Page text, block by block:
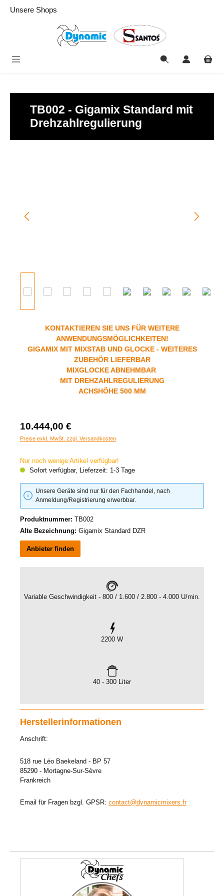
springen
Unsere Shops
TB002 - Gigamix Standard mit
Drehzahlregulierung
KONTAKTIEREN SIE UNS FÜR WEITERE
ANWENDUNGSMÖGLICHKEITEN!
GIGAMIX MIT MIXSTAB UND GLOCKE - WEITERES
ZUBEHÖR LIEFERBAR
MIXGLOCKE ABNEHMBAR
MIT DREHZAHLREGULIERUNG
ACHSHÖHE 500 MM
10.444,00 €
Preise exkl. MwSt. zzgl. Versandkosten
Nur noch wenige Artikel verfügbar!
Sofort verfügbar, Lieferzeit: 1-3 Tage
Unsere Geräte sind nur für den Fachhandel, nach
Anmeldung/Registrierung erwerbbar.
Produktnummer: TB002
Alte Bezeichnung: Gigamix Standard DZR
Anbieter finden
Variable Geschwindigkeit - 800 / 1.600 / 2.800 - 4.000 U/min.
2200 W
40 - 300 Liter
Herstellerinformationen
Anschrift:
518 rue Léo Baekeland - BP 57
85290 - Mortagne-Sur-Sèvre
Frankreich
Email für Fragen bzgl. GPSR: contact@dynamicmixers.fr